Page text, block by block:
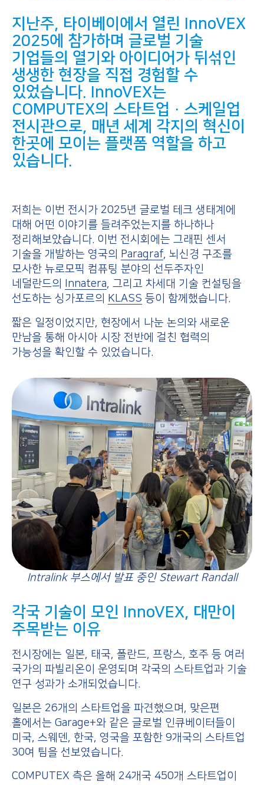
지난주, 타이베이에서 열린 InnoVEX
2025에 참가하며 글로벌 기술
기업들의 열기와 아이디어가 뒤섞인
생생한 현장을 직접 경험할 수
있었습니다. InnoVEX는
COMPUTEX의 스타트업·스케일업
전시관으로, 매년 세계 각지의 혁신이
한곳에 모이는 플랫폼 역할을 하고
있습니다.
저희는 이번 전시가 2025년 글로벌 테크 생태계에
대해 어떤 이야기를 들려주었는지를 하나하나
정리해보았습니다. 이번 전시회에는 그래핀 센서
기술을 개발하는 영국의 Paragraf, 뇌신경 구조를
모사한 뉴로모픽 컴퓨팅 분야의 선두주자인
네덜란드의 Innatera, 그리고 차세대 기술 컨설팅을
선도하는 싱가포르의 KLASS 등이 함께했습니다.
짧은 일정이었지만, 현장에서 나눈 논의와 새로운
만남을 통해 아시아 시장 전반에 걸친 협력의
가능성을 확인할 수 있었습니다.
Intralink 부스에서 발표 중인 Stewart Randall
각국 기술이 모인 InnoVEX, 대만이
주목받는 이유
전시장에는 일본, 태국, 폴란드, 프랑스, 호주 등 여러
국가의 파빌리온이 운영되며 각국의 스타트업과 기술
연구 성과가 소개되었습니다.
일본은 26개의 스타트업을 파견했으며, 맞은편
홀에서는 Garage+와 같은 글로벌 인큐베이터들이
미국, 스웨덴, 한국, 영국을 포함한 9개국의 스타트업
30여 팀을 선보였습니다.
COMPUTEX 측은 올해 24개국 450개 스타트업이